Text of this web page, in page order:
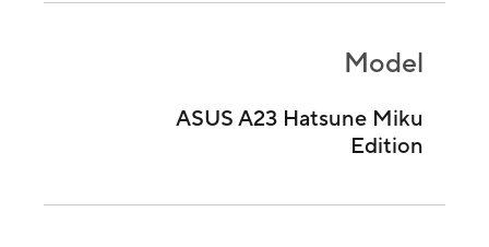
Model
ASUS A23 Hatsune Miku
Edition